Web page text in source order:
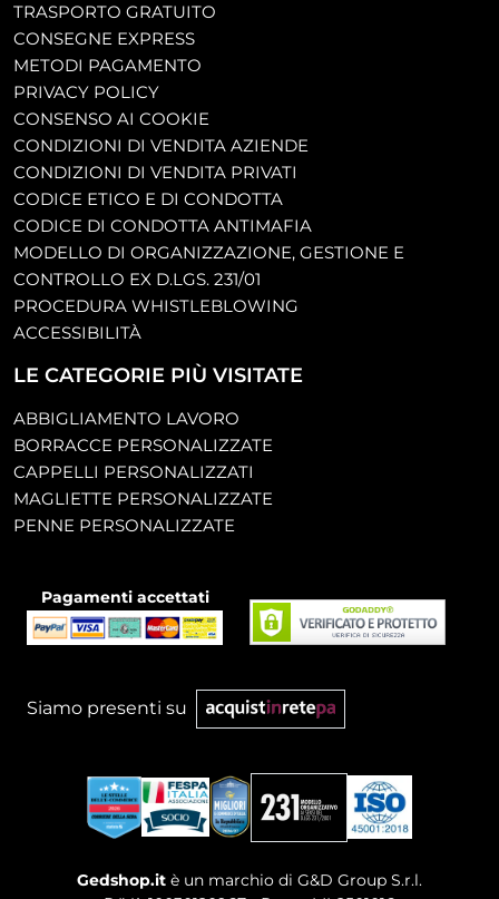
TRASPORTO GRATUITO
CONSEGNE EXPRESS
METODI PAGAMENTO
PRIVACY POLICY
CONSENSO AI COOKIE
CONDIZIONI DI VENDITA AZIENDE
CONDIZIONI DI VENDITA PRIVATI
CODICE ETICO E DI CONDOTTA
CODICE DI CONDOTTA ANTIMAFIA
MODELLO DI ORGANIZZAZIONE, GESTIONE E
CONTROLLO EX D.LGS. 231/01
PROCEDURA WHISTLEBLOWING
ACCESSIBILITÀ
LE CATEGORIE PIÙ VISITATE
ABBIGLIAMENTO LAVORO
BORRACCE PERSONALIZZATE
CAPPELLI PERSONALIZZATI
MAGLIETTE PERSONALIZZATE
PENNE PERSONALIZZATE
Pagamenti accettati
Siamo presenti su
Gedshop.it è un marchio di G&D Group S.r.l.